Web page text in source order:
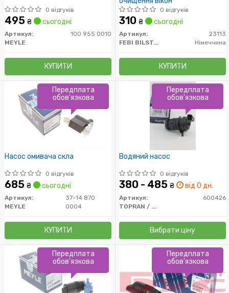
0 відгуків
495 ₴ сьогодні
Артикул:
100 955 0010
MEYLE
КУПИТИ
0 відгуків
310 ₴ сьогодні
Артикул:
23113
FEBI BILSTEIN
Німеччина
КУПИТИ
Насос омивача скла
0 відгуків
685 ₴ сьогодні
Артикул:
37-14 870
0004
MEYLE
КУПИТИ
Передплата
обов'язкова
Водяний насос
0 відгуків
380 - 485 ₴ від 0 дн.
Артикул:
600426
TOPRAN / HANS PRIES
Вибрати ціну
Передплата
обов'язкова
Передплата
обов'язкова
Передплата
обов'язкова